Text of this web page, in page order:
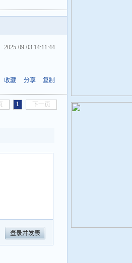
2025-09-03 14:11:44
收藏 分享 复制
1 下一页
登录并发表